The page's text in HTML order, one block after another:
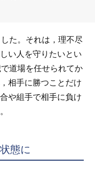
た。それは，理不尽
い人を守りたいとい
道場を任せられてか
相手に勝つことだけ
や組手で相手に負け
態に